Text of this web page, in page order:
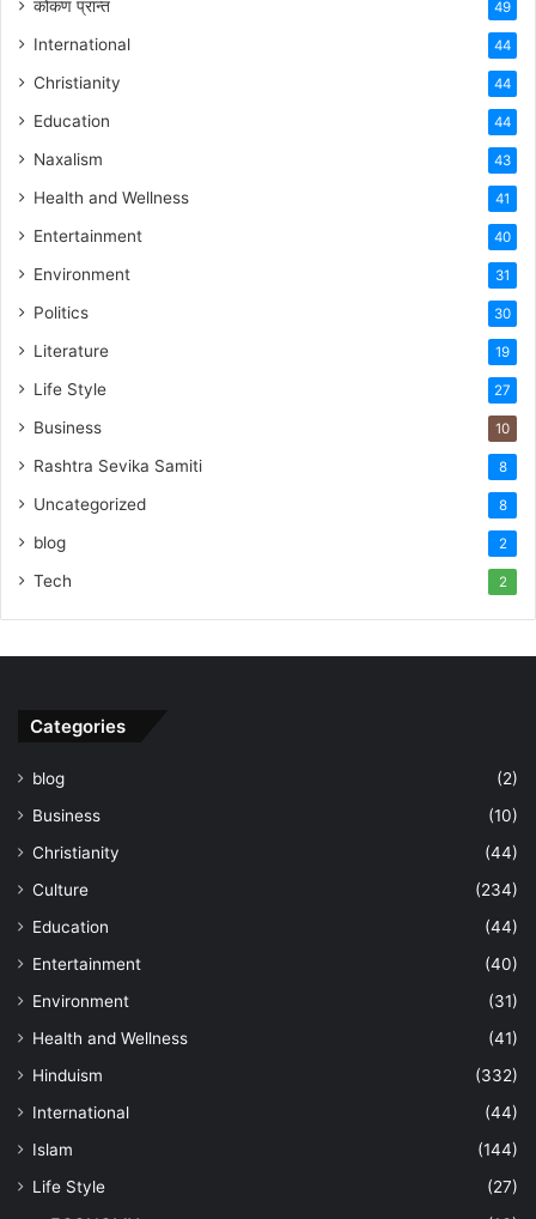
कोकण प्रान्त 49
International 44
Christianity 44
Education 44
Naxalism 43
Health and Wellness 41
Entertainment 40
Environment 31
Politics 30
Literature 19
Life Style 27
Business 10
Rashtra Sevika Samiti 8
Uncategorized 8
blog 2
Tech 2
Categories
blog
(2)
Business
(10)
Christianity
(44)
Culture
(234)
Education
(44)
Entertainment
(40)
Environment
(31)
Health and Wellness
(41)
Hinduism
(332)
International
(44)
Islam
(144)
Life Style
(27)